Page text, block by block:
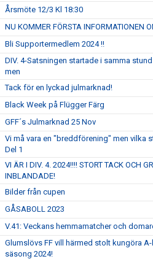
Årsmöte 12/3 Kl 18:30
NU KOMMER FÖRSTA INFORMATIONEN
Bli Supportermedlem 2024 !!
DIV. 4-Satsningen startade i samma
men
Tack för en lyckad julmarknad!
Black Week på Flügger Färg
GFF´s Julmarknad 25 Nov
Vi må vara en "breddförening" men vilka
Del 1
VI ÄR I DIV. 4. 2024!!!! STORT TACK OCH
INBLANDADE!
Bilder från cupen
GÅSABOLL 2023
V.41: Veckans hemmamatcher och
Glumslövs FF vill härmed stolt kungöra
säsong 2024!